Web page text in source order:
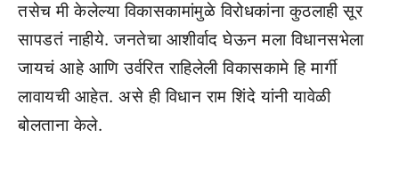
तसेच मी केलेल्या विकासकामांमुळे विरोधकांना कुठलाही सूर
सापडतं नाहीये. जनतेचा आशीर्वाद घेऊन मला विधानसभेला
जायचं आहे आणि उर्वरित राहिलेली विकासकामे हि मार्गी
लावायची आहेत. असे ही विधान राम शिंदे यांनी यावेळी
बोलताना केले.